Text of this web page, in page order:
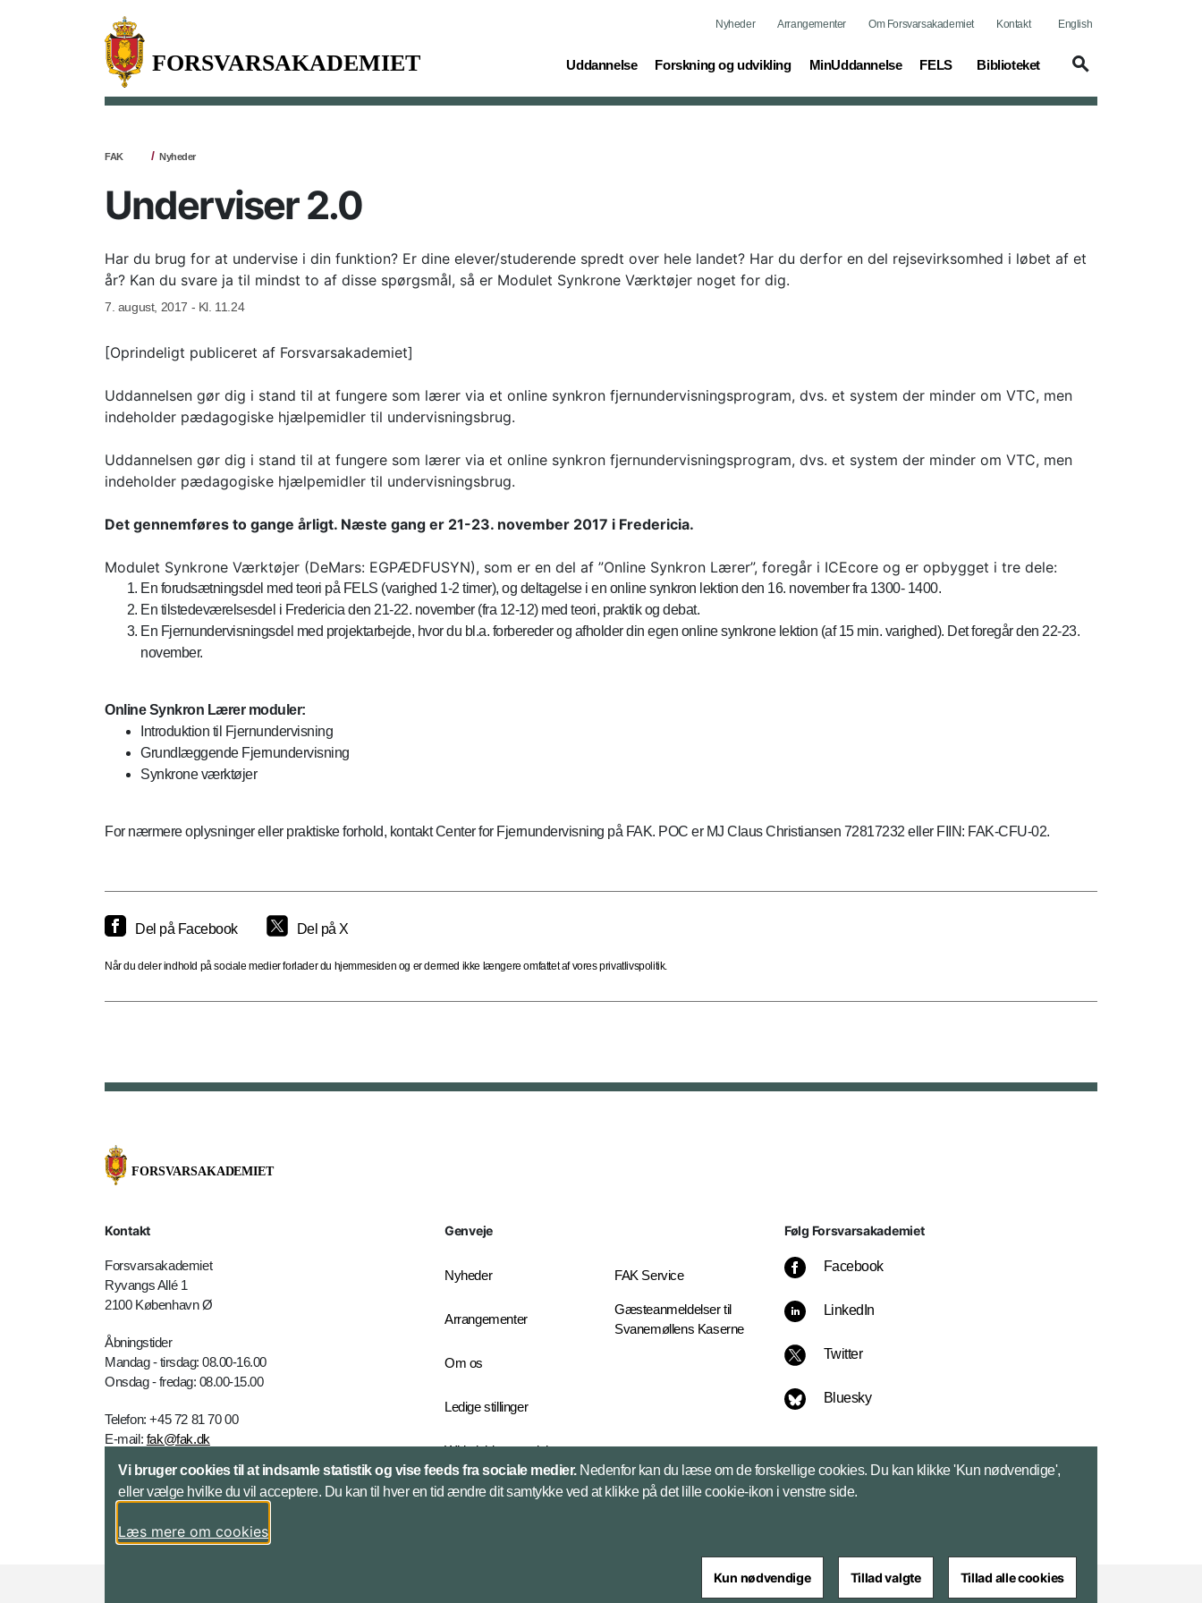
Nyheder Arrangementer Om Forsvarsakademiet Kontakt English
Uddannelse
(current) Forskning og udvikling
(current) MinUddannelse FELS Biblioteket
FAK Nyheder
Underviser 2.0
Har du brug for at undervise i din funktion? Er dine elever/studerende spredt over hele landet? Har du derfor en del rejsevirksomhed i løbet af et
år? Kan du svare ja til mindst to af disse spørgsmål, så er Modulet Synkrone Værktøjer noget for dig.
7. august, 2017 - Kl. 11.24
[Oprindeligt publiceret af Forsvarsakademiet]
Uddannelsen gør dig i stand til at fungere som lærer via et online synkron fjernundervisningsprogram, dvs. et system der minder om VTC, men
indeholder pædagogiske hjælpemidler til undervisningsbrug.
Uddannelsen gør dig i stand til at fungere som lærer via et online synkron fjernundervisningsprogram, dvs. et system der minder om VTC, men
indeholder pædagogiske hjælpemidler til undervisningsbrug.
Det gennemføres to gange årligt. Næste gang er 21-23. november 2017 i Fredericia.
Modulet Synkrone Værktøjer (DeMars: EGPÆDFUSYN), som er en del af ”Online Synkron Lærer”, foregår i ICEcore og er opbygget i tre dele:
En forudsætningsdel med teori på FELS (varighed 1-2 timer), og deltagelse i en online synkron lektion den 16. november fra 1300- 1400.
En tilstedeværelsesdel i Fredericia den 21-22. november (fra 12-12) med teori, praktik og debat.
En Fjernundervisningsdel med projektarbejde, hvor du bl.a. forbereder og afholder din egen online synkrone lektion (af 15 min. varighed). Det foregår den 22-23.
november.
Online Synkron Lærer moduler:
Introduktion til Fjernundervisning
Grundlæggende Fjernundervisning
Synkrone værktøjer
For nærmere oplysninger eller praktiske forhold, kontakt Center for Fjernundervisning på FAK. POC er MJ Claus Christiansen 72817232 eller FIIN: FAK-CFU-02.
Del på Facebook Del på X
Når du deler indhold på sociale medier forlader du hjemmesiden og er dermed ikke længere omfattet af vores privatlivspolitik.
Kontakt
Forsvarsakademiet
Ryvangs Allé 1
2100 København Ø
Åbningstider
Mandag - tirsdag: 08.00-16.00
Onsdag - fredag: 08.00-15.00
Telefon: +45 72 81 70 00
E-mail: fak@fak.dk
Kontakt
Genveje
Nyheder
Arrangementer
Om os
Ledige stillinger
Whistleblowerordningen
FAK Service
Gæsteanmeldelser til
Svanemøllens Kaserne
Følg Forsvarsakademiet
Facebook
LinkedIn
Twitter
Bluesky
Vi bruger cookies til at indsamle statistik og vise feeds fra sociale medier.Nedenfor kan du læse om de forskellige cookies. Du kan klikke 'Kun nødvendige',
eller vælge hvilke du vil acceptere. Du kan til hver en tid ændre dit samtykke ved at klikke på det lille cookie-ikon i venstre side.
Læs mere om cookies
Kun nødvendige Tillad valgte Tillad alle cookies